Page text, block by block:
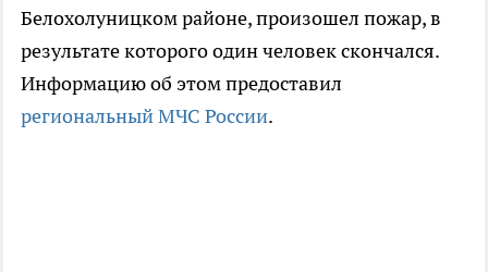
Белохолуницком районе, произошел пожар, в
результате которого один человек скончался.
Информацию об этом предоставил
региональный МЧС России.